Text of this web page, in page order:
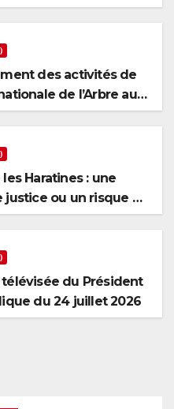
des activités de
de l’Arbre au
du Brakna
Haratines : une
ou un risque de
nationale ?
du Président
du 24 juillet 2026